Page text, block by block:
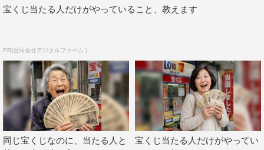
『ぐるナイ』の「音が鳴ったらダメ家族」企画に以前出演
てるよ」と言ってくださってうれしかったです。あと、ラ
ジオを月に1回担当させていただいているのですが、宮野
真守さんにゲストに来ていただいたときに、僕のあとの番
組がナインティナインさんだったので、一緒にごあいさつ
させていただいたことがあります。その時はまさか自分が
ゴチのメンバーになるなんて思っていなかったので、すご
宝くじ当たる人だけがやっていること、教えます
PR(合同会社デジタルファーム )
同じ宝くじなのに、当たる人と
宝くじ当たる人だけがやってい